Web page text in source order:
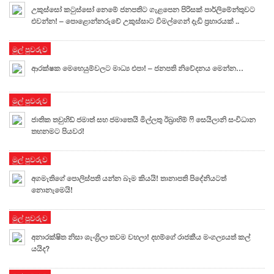
උකුස්සෝ කටුස්සෝ නෙමේ ජනපතිට ගැළපෙන පිරිසක් පාර්ලිමේන්තුවට
එවන්න! – පොළොන්නරුවේ උකුස්සාට විමල්ගෙන් දැඩි ප්‍රහාරයක් ..
මුල් පුවරුව
ආරක්ෂක මෙහෙයුම්වලට මාධ්‍ය එපා! – ජනපති නිවේදනය මෙන්න…
මුල් පුවරුව
ජාතික තවුහිඩ් ජමාත් සහ ජමාතෙයි මිල්ලතු ඊබ‍්‍රාහිම් ෆි සෙයිලානි සංවිධාන
තහනමට පියවර!
මුල් පුවරුව
අගමැතිගේ පොලිස්පති යන්න බෑම කියයි! තානාපති පිදේනියටත්
නොනැමෙයි!
මුල් පුවරුව
අනාරක්ෂිත නිසා ශැංග්‍රිලා තවම වහලා! දහම්ගේ රාජකීය මංගල්‍යයත් කල්
යයිද?